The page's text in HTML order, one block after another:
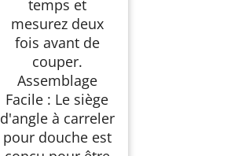
temps et
mesurez deux
fois avant de
couper.
Assemblage
Facile : Le siège
d'angle à carreler
pour douche est